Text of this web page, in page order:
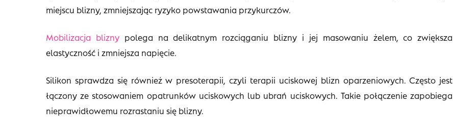
miejscu blizny, zmniejszając ryzyko powstawania przykurczów.
Mobilizacja bliznypolega na delikatnym rozciąganiu blizny i jej masowaniu żelem, co zwiększa
elastyczność i zmniejsza napięcie.
Silikon sprawdza się również w presoterapii, czyli terapii uciskowej blizn oparzeniowych. Często jest
łączony ze stosowaniem opatrunków uciskowych lub ubrań uciskowych. Takie połączenie zapobiega
nieprawidłowemu rozrastaniu się blizny.